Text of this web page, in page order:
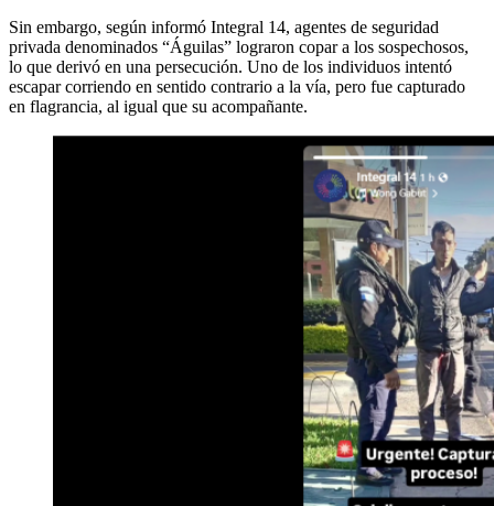
Sin embargo, según informó Integral 14, agentes de seguridad
privada denominados “Águilas” lograron copar a los sospechosos,
lo que derivó en una persecución. Uno de los individuos intentó
escapar corriendo en sentido contrario a la vía, pero fue capturado
en flagrancia, al igual que su acompañante.